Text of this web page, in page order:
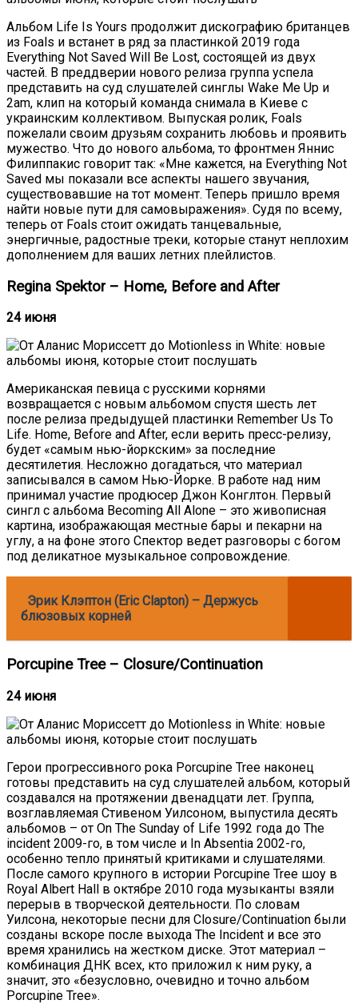
Альбом Life Is Yours продолжит дискографию британцев
из Foals и встанет в ряд за пластинкой 2019 года
Everything Not Saved Will Be Lost, состоящей из двух
частей. В преддверии нового релиза группа успела
представить на суд слушателей синглы Wake Me Up и
2am, клип на который команда снимала в Киеве с
украинским коллективом. Выпуская ролик, Foals
пожелали своим друзьям сохранить любовь и проявить
мужество. Что до нового альбома, то фронтмен Яннис
Филиппакис говорит так: «Мне кажется, на Everything Not
Saved мы показали все аспекты нашего звучания,
существовавшие на тот момент. Теперь пришло время
найти новые пути для самовыражения». Судя по всему,
теперь от Foals стоит ожидать танцевальные,
энергичные, радостные треки, которые станут неплохим
дополнением для ваших летних плейлистов.
Regina Spektor – Home, Before and After
24 июня
Американская певица с русскими корнями
возвращается с новым альбомом спустя шесть лет
после релиза предыдущей пластинки Remember Us To
Life. Home, Before and After, если верить пресс-релизу,
будет «самым нью-йоркским» за последние
десятилетия. Несложно догадаться, что материал
записывался в самом Нью-Йорке. В работе над ним
принимал участие продюсер Джон Конглтон. Первый
сингл с альбома Becoming All Alone – это живописная
картина, изображающая местные бары и пекарни на
углу, а на фоне этого Спектор ведет разговоры с богом
под деликатное музыкальное сопровождение.
Эрик Клэптон (Eric Clapton) – Держусь
блюзовых корней
Porcupine Tree – Closure/Continuation
24 июня
Герои прогрессивного рока Porcupine Tree наконец
готовы представить на суд слушателей альбом, который
создавался на протяжении двенадцати лет. Группа,
возглавляемая Стивеном Уилсоном, выпустила десять
альбомов – от On The Sunday of Life 1992 года до The
incident 2009-го, в том числе и In Absentia 2002-го,
особенно тепло принятый критиками и слушателями.
После самого крупного в истории Porcupine Tree шоу в
Royal Albert Hall в октябре 2010 года музыканты взяли
перерыв в творческой деятельности. По словам
Уилсона, некоторые песни для Closure/Continuation были
созданы вскоре после выхода The Incident и все это
время хранились на жестком диске. Этот материал –
комбинация ДНК всех, кто приложил к ним руку, а
значит, это «безусловно, очевидно и точно альбом
Porcupine Tree».